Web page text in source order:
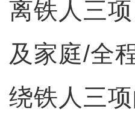
离铁人三
及家庭/全
绕铁人三